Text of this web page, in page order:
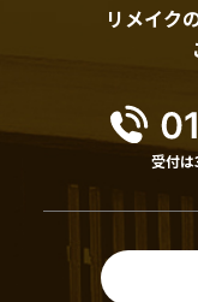
リメイク
受付